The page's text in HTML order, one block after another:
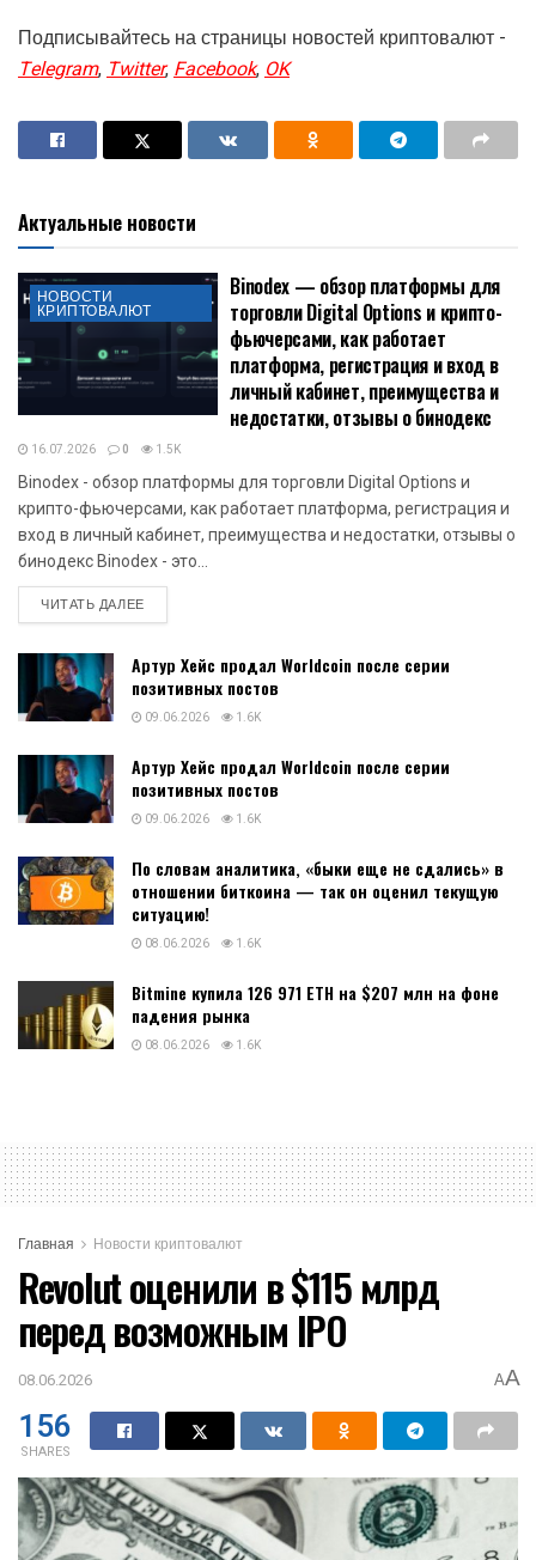
Подписывайтесь на страницы новостей криптовалют -
Telegram, Twitter, Facebook, OK
Актуальные новости
НОВОСТИ
КРИПТОВАЛЮТ
Binodex — обзор платформы для
торговли Digital Options и крипто-
фьючерсами, как работает
платформа, регистрация и вход в
личный кабинет, преимущества и
недостатки, отзывы о бинодекс
16.07.2026 0 1.5K
Binodex - обзор платформы для торговли Digital Options и
крипто-фьючерсами, как работает платформа, регистрация и
вход в личный кабинет, преимущества и недостатки, отзывы о
бинодекс Binodex - это...
ЧИТАТЬ ДАЛЕЕDETAILS
Артур Хейс продал Worldcoin после серии
позитивных постов
09.06.2026 1.6K
Артур Хейс продал Worldcoin после серии
позитивных постов
09.06.2026 1.6K
По словам аналитика, «быки еще не сдались» в
отношении биткоина — так он оценил текущую
ситуацию!
08.06.2026 1.6K
Bitmine купила 126 971 ETH на $207 млн на фоне
падения рынка
08.06.2026 1.6K
Главная Новости криптовалют
Revolut оценили в $115 млрд
перед возможным IPO
08.06.2026 AA
156
SHARES